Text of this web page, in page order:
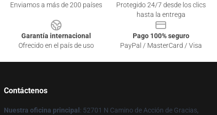
Enviamos a más de 200 países
Protegido 24/7 desde los clics
hasta la entrega
Garantía internacional
Ofrecido en el país de uso
Pago 100% seguro
PayPal / MasterCard / Visa
Contáctenos
Nuestra oficina principal : 52701 N Camino de Acción de Gracias,